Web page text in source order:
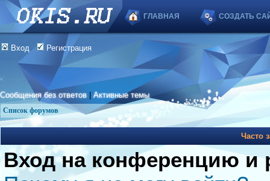
ГЛАВНАЯ СОЗДАТЬ
Вход Регистрация
Сообщения без ответов |Активные темы
Список форумов
Часто
Вход на конференцию и